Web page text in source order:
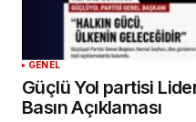
GENEL
Güçlü Yol partisi
Basın Açıklaması